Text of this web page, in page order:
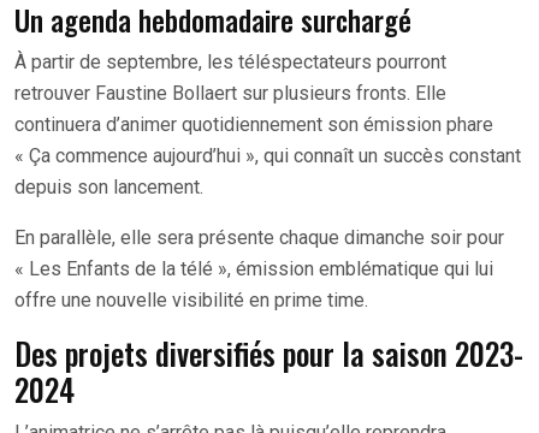
Un agenda hebdomadaire surchargé
À partir de septembre, les téléspectateurs pourront
retrouver Faustine Bollaert sur plusieurs fronts. Elle
continuera d’animer quotidiennement son émission phare
« Ça commence aujourd’hui », qui connaît un succès constant
depuis son lancement.
En parallèle, elle sera présente chaque dimanche soir pour
« Les Enfants de la télé », émission emblématique qui lui
offre une nouvelle visibilité en prime time.
Des projets diversifiés pour la saison 2023-
2024